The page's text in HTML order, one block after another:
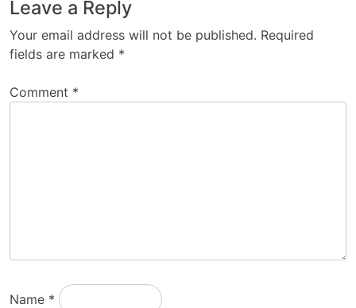
Leave a Reply
Your email address will not be published. Required
fields are marked *
Comment *
Name *